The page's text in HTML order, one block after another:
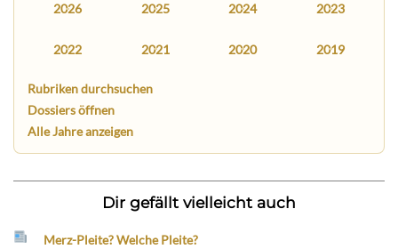
2026 2025 2024 2023
2022 2021 2020 2019
Rubriken durchsuchen
Dossiers öffnen
Alle Jahre anzeigen
Dir gefällt vielleicht auch
Merz-Pleite? Welche Pleite?